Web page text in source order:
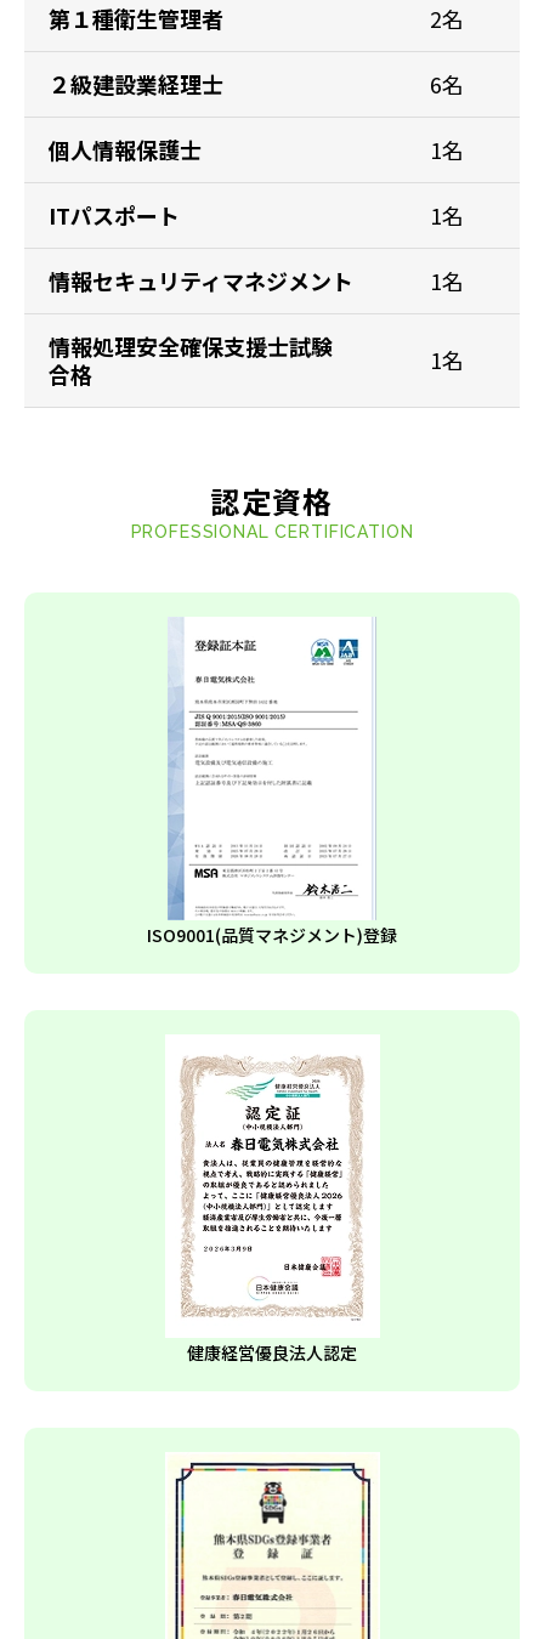
第１種衛生管理者 2名
２級建設業経理士 6名
個人情報保護士 1名
ITパスポート 1名
情報セキュリティマネジメント 1名
情報処理安全確保支援士試験
合格
1名
認定資格
PROFESSIONAL CERTIFICATION
ISO9001(品質マネジメント)登録
健康経営優良法人認定